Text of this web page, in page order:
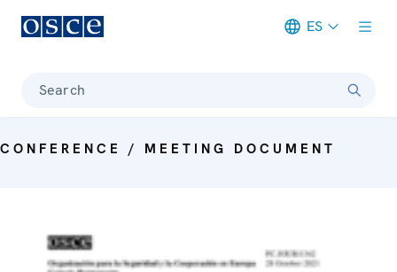
ES
Search
CONFERENCE / MEETING DOCUMENT